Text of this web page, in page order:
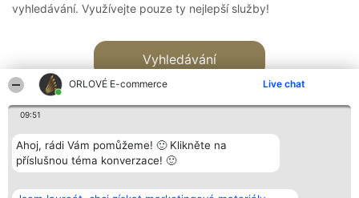
ORLOVÉ E-commerce Live chat
09:51
Ahoj, rádi Vám pomůžeme! 🙂 Klikněte na
příslušnou téma konverzace! 🙂
vyhledávání. Využívejte pouze ty nejlepší služby!
Vyhledávání
Bright Side Solutions sp. z o.
Vítězové
Kontakt